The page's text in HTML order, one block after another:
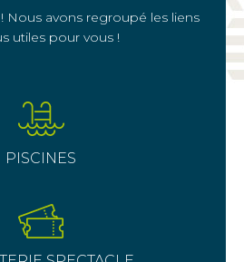
Nous avons regroupé les liens
utiles pour vous !
PISCINES